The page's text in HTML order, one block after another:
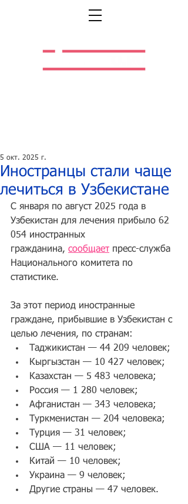
Иностранцы стали чаще
лечиться в Узбекистане
5 окт. 2025 г.
С января по август 2025 года в
Узбекистан для лечения прибыло 62
054 иностранных
гражданина, сообщает пресс-служба
Национального комитета по
статистике.
За этот период иностранные
граждане, прибывшие в Узбекистан с
целью лечения, по странам:
Таджикистан — 44 209 человек;
Кыргызстан — 10 427 человек;
Казахстан — 5 483 человека;
Россия — 1 280 человек;
Афганистан — 343 человека;
Туркменистан — 204 человека;
Турция — 31 человек;
США — 11 человек;
Китай — 10 человек;
Украина — 9 человек;
Другие страны — 47 человек.